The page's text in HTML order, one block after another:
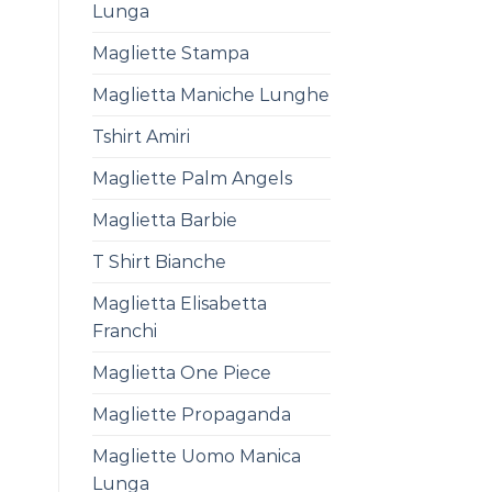
Lunga
Magliette Stampa
Maglietta Maniche Lunghe
Tshirt Amiri
Magliette Palm Angels
Maglietta Barbie
T Shirt Bianche
Maglietta Elisabetta
Franchi
Maglietta One Piece
Magliette Propaganda
Magliette Uomo Manica
Lunga